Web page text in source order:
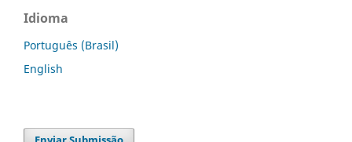
Idioma
Português (Brasil)
English